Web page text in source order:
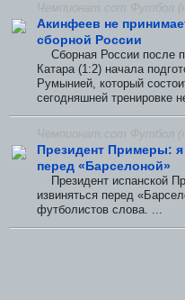
Чемпионат.com Футбол
Акинфеев не
сборной России
Сборная России после
Катара (1:2) начала
Румынией, который
сегодняшней тренировке
Чемпионат.com Футбол
Президент Примеры:
перед «Барселоной»
Президент испанской
извиняться перед
футболистов слова. ...